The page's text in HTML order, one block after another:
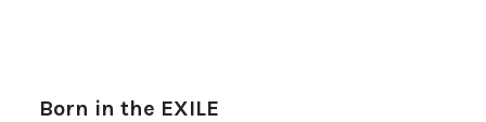
Born in the EXILE